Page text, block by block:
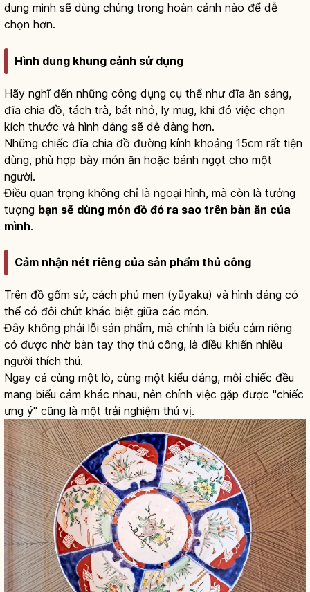
dung mình sẽ dùng chúng trong hoàn cảnh nào để dễ
chọn hơn.
Hình dung khung cảnh sử dụng
Hãy nghĩ đến những công dụng cụ thể như đĩa ăn sáng,
đĩa chia đồ, tách trà, bát nhỏ, ly mug, khi đó việc chọn
kích thước và hình dáng sẽ dễ dàng hơn.
Những chiếc đĩa chia đồ đường kính khoảng 15cm rất tiện
dùng, phù hợp bày món ăn hoặc bánh ngọt cho một
người.
Điều quan trọng không chỉ là ngoại hình, mà còn là tưởng
tượng bạn sẽ dùng món đồ đó ra sao trên bàn ăn của
mình.
Cảm nhận nét riêng của sản phẩm thủ công
Trên đồ gốm sứ, cách phủ men (yūyaku) và hình dáng có
thể có đôi chút khác biệt giữa các món.
Đây không phải lỗi sản phẩm, mà chính là biểu cảm riêng
có được nhờ bàn tay thợ thủ công, là điều khiến nhiều
người thích thú.
Ngay cả cùng một lò, cùng một kiểu dáng, mỗi chiếc đều
mang biểu cảm khác nhau, nên chính việc gặp được "chiếc
ưng ý" cũng là một trải nghiệm thú vị.